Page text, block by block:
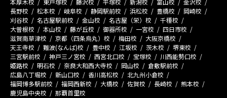
本厚木校
東戸塚校 藤沢校 平塚校 新潟校 富山校
金沢校
長野校
松本校 岐阜校 静岡駅前校 浜松校 豊橋校
岡崎校
刈谷校
名古屋駅前校 金山校 名古屋（栄）校
千種校
大曽根校
本山校 藤が丘校 御器所校 一宮校
四日市校
滋賀南草津校
京都（四条烏丸）校 梅田校
大阪京橋校
天王寺校
難波(なんば)校 豊中校 江坂校 茨木校
堺東校
三宮駅前校
神戸三ノ宮校 西宮北口校 宝塚校
川西能勢口校
姫路校
明石校 奈良大和西大寺校 岡山校
倉敷駅前校
広島八丁堀校
新山口校 香川高松校
北九州小倉校
福岡博多駅前校
福岡西新校 大橋校 佐賀校 長崎校
熊本校
鹿児島中央校
那覇首里校